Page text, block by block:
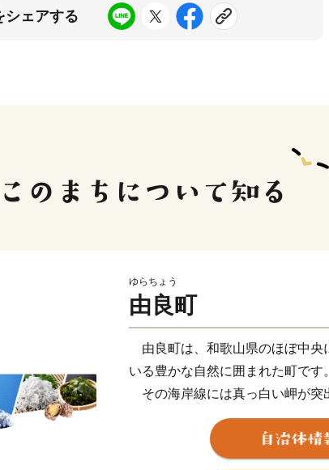
シェアする
ゆらちょう
由良町
由良町は、和歌山県のほぼ中央
いる豊かな自然に囲まれた町です。
その海岸線には真っ白い岬が突
海と白亜の石灰岩が織りなすコ
は、「日本のエーゲ海」とも称
まれ、人々の心を魅了してきまし